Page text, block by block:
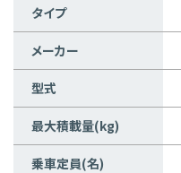
タイプ
メーカー
型式
最大積載量(kg)
乗車定員(名)